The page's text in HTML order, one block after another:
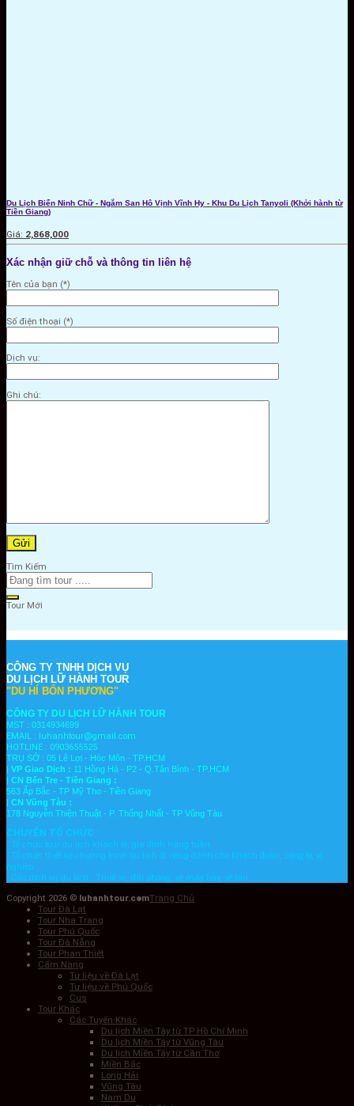
Du Lịch Biển Ninh Chữ - Ngắm San Hô Vịnh Vĩnh Hy - Khu Du Lịch Tanyoli (Khởi hành từ
Tiền Giang)
Giá: 2,868,000
Xác nhận giữ chỗ và thông tin liên hệ
Tên của bạn (*)
Số điện thoại (*)
Dịch vụ:
Ghi chú:
Tìm Kiếm
Tour Mới
CÔNG TY TNHH DỊCH VỤ
DU LỊCH LỮ HÀNH TOUR
"DU HÍ BỐN PHƯƠNG"
CÔNG TY DU LỊCH LỮ HÀNH TOUR
MST : 0314934699
EMAIL : luhanhtour@gmail.com
HOTLINE : 0903655525
TRỤ SỞ : 05 Lê Lợi - Hóc Môn - TP.HCM
| VP Giao Dịch : 11 Hồng Hà - P2 - Q.Tân Bình - TP.HCM
| CN Bến Tre - Tiền Giang :
563 Ấp Bắc - TP Mỹ Tho - Tiền Giang
| CN Vũng Tàu :
178 Nguyễn Thiện Thuật - P. Thống Nhất - TP Vũng Tàu
CHUYÊN TỔ CHỨC :
. Tổ chức tour du lịch khách lẻ, gia đình hàng tuần
. Tổ chức thiết kế chương trình du lịch đi riêng dành cho khách đoàn, công ty, xí
nghiệp
. Các dịch vụ du lịch : Thuê xe, đặt phòng, vé máy bay, vé tàu ....
Copyright 2026 © luhanhtour.comTrang Chủ
Tour Đà Lạt
Tour Nha Trang
Tour Phú Quốc
Tour Đà Nẵng
Tour Phan Thiết
Cẩm Nang
Tư liệu về Đà Lạt
Tư liệu về Phú Quốc
Cus
Tour Khác
Các Tuyến Khác
Du lịch Miền Tây từ TP Hồ Chí Minh
Du lịch Miền Tây từ Vũng Tàu
Du lịch Miền Tây từ Cần Thơ
Miền Bắc
Long Hải
Vũng Tàu
Nam Du